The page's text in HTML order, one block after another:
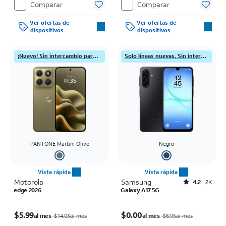
venta normal se paga al momento de la
compra. Existen restricciones.
Comparar
Ver ofertas de
dispositivos
momento de la compra. Existen
restricciones.
Comparar
Ver ofertas de
dispositivos
¡Nuevo! Sin intercambio para líneas nuevas.
PANTONE Martini Olive
Vista rápida
Motorola
edge 2026
$5.99al mes$14.03al mes
Solo líneas nuevas. Sin intercambio
Negro
Vista rápida
Samsung Rated4.2out of 5 stars with2540reviews
4.2 2K
Galaxy A17 5G
$0.00al mes$6.95al mes